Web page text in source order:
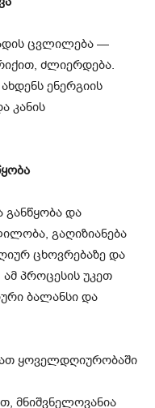
ცვლილება —
ძლიერდება.
ენერგიის
კანის
და
გაღიზიანება
ცხოვრებაზე და
პროცესის უკეთ
ბალანსი და
ყოველდღიურობაში
მნიშვნელოვანია